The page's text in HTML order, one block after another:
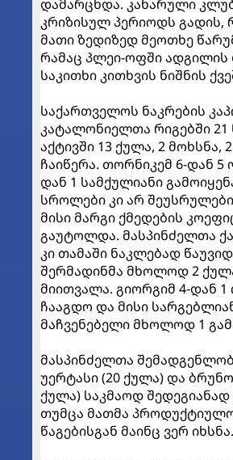
დამარცხდა. კანარული
კრიზისულ პერიოდს გადის,
მათი ზედიზედ მეოთხე
რამაც პლეი-ოფში ადგილის
საკითხი კითხვის ნიშნის
საქართველოს ნაკრების
კატალონიელთა რიგებში 21
აქტივში 13 ქულა, 2 მოხსნა,
ჩაიწერა. თორნიკემ 6-დან 5
დან 1 სამქულიანი
სროლები კი არ
მისი მარგი ქმედების
გაუტოლდა. მასპინძელთა
კი თამაში ნაკლებად
შერმადინმა მხოლოდ 2
მიითვალა. გიორგიმ 4-დან
ჩააგდო და მისი
მაჩვენებელი მხოლოდ 1
მასპინძელთა
უერტასი (20 ქულა) და
ქულა) საკმაოდ შედეგიანად
თუმცა მათმა
წაგებისგან მაინც ვერ იხსნა.